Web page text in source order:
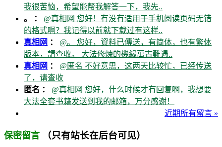
我很苦恼，希望能帮我解答一下，我先..
。 ： @真相网 您好！有没有适用于手机阅读页码无错
的格式啊？我记得以前就下载过有这样..
真相网 ： @。 您好，資料已傳送，有简体，也有繁体
版本，請查收。 大法修煉的機緣萬古難遇..
真相网 ： @匿名 不好意思，这两天比较忙，已经传送
了，请查收
匿名 ： @真相网 您好，什么时候才有回复啊，我想要
大法全套书籍发送到我的邮箱，万分感谢！
近期所有留言 »
保密留言 （只有站长在后台可见）